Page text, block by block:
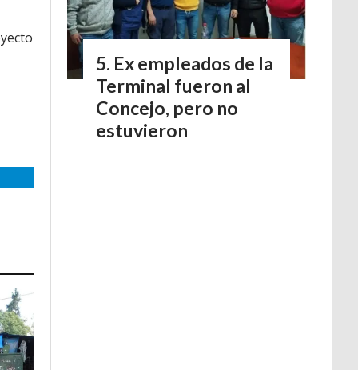
Ex empleados de la
Terminal fueron al
Concejo, pero no
estuvieron